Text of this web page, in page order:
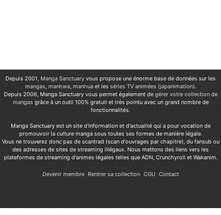
Depuis 2001, Manga Sanctuary vous propose une énorme base de données sur les
mangas, manhwa, manhuaet les séries TV animées (japanimation).
Depuis 2006, Manga Sanctuary vous permet également de gérer votre collection de
mangas grâce à un outil 100% gratuit et très pointu avec un grand nombre de
fonctionnalités.
Manga Sanctuary est un site d'information et d'actualité qui a pour vocation de
promouvoir la culture manga sous toutes ses formes de manière légale.
Vous ne trouverez donc pas de scantrad (scan d'ouvrages par chapitre), du fansub ou
des adresses de sites de streaming illégaux. Nous mettons des liens vers les
plateformes de streaming d'animes légales telles que ADN, Crunchyroll et Wakanim.
Devenir membre Rentrer sa collection CGU Contact